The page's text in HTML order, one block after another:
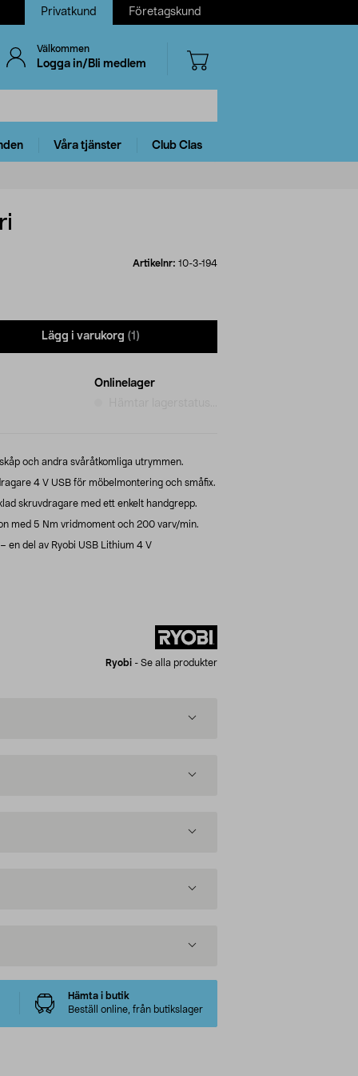
Privatkund Företagskund
Välkommen
Logga in/Bli medlem
Våra tjänster Club Clas
Artikelnr: 10-3-194
Lägg i varukorg (1)
Onlinelager
och andra svåråtkomliga utrymmen.
4 V USB för möbelmontering och småfix.
skruvdragare med ett enkelt handgrepp.
med 5 Nm vridmoment och 200 varv/min.
en del av Ryobi USB Lithium 4 V
Ryobi - Se alla produkter
Hämta i butik
Beställ online, från butikslager